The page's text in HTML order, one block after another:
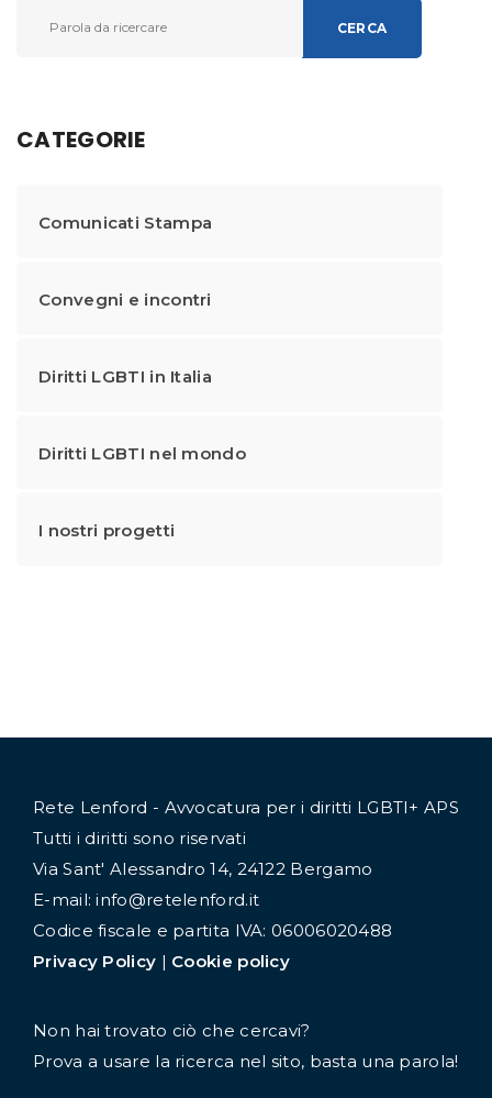
CERCA
CATEGORIE
Comunicati Stampa
Convegni e incontri
Diritti LGBTI in Italia
Diritti LGBTI nel mondo
I nostri progetti
Rete Lenford - Avvocatura per i diritti LGBTI+ APS
Tutti i diritti sono riservati
Via Sant' Alessandro 14, 24122 Bergamo
E-mail: info@retelenford.it
Codice fiscale e partita IVA: 06006020488
Privacy Policy | Cookie policy
Non hai trovato ciò che cercavi?
Prova a usare la ricerca nel sito, basta una parola!